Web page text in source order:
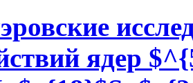
ядер